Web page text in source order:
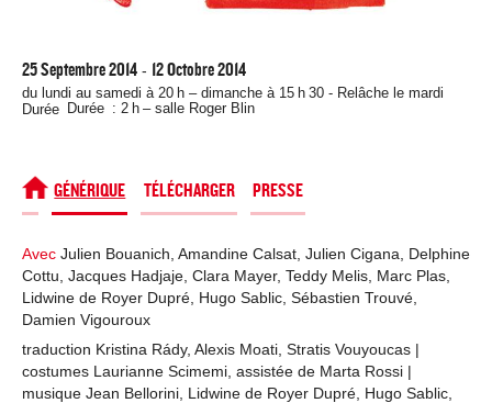
25 Septembre 2014 - 12 Octobre 2014
du lundi au samedi à 20 h – dimanche à 15 h 30 - Relâche le mardi
Durée
Durée : 2 h – salle Roger Blin
SPECTACLE GÉNÉRIQUE TÉLÉCHARGER PRESSE
Avec Julien Bouanich, Amandine Calsat, Julien Cigana, Delphine
Cottu, Jacques Hadjaje, Clara Mayer, Teddy Melis, Marc Plas,
Lidwine de Royer Dupré, Hugo Sablic, Sébastien Trouvé,
Damien Vigouroux
traduction Kristina Rády, Alexis Moati, Stratis Vouyoucas |
costumes Laurianne Scimemi, assistée de Marta Rossi |
musique Jean Bellorini, Lidwine de Royer Dupré, Hugo Sablic,